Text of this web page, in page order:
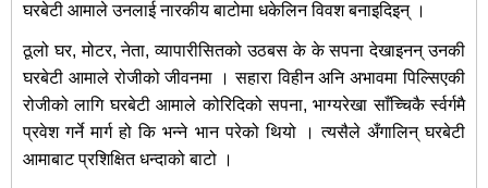
घरबेटी आमाले उनलाई नारकीय बाटोमा धकेलिन विवश बनाइदिइन् ।
ठूलो घर, मोटर, नेता, व्यापारीसितको उठबस के के सपना देखाइनन् उनकी
घरबेटी आमाले रोजीको जीवनमा । सहारा विहीन अनि अभावमा पिल्सिएकी
रोजीको लागि घरबेटी आमाले कोरिदिको सपना, भाग्यरेखा साँच्चिकै र्स्वर्गमै
प्रवेश गर्ने मार्ग हो कि भन्ने भान परेको थियो । त्यसैले अँगालिन् घरबेटी
आमाबाट प्रशिक्षित धन्दाको बाटो ।